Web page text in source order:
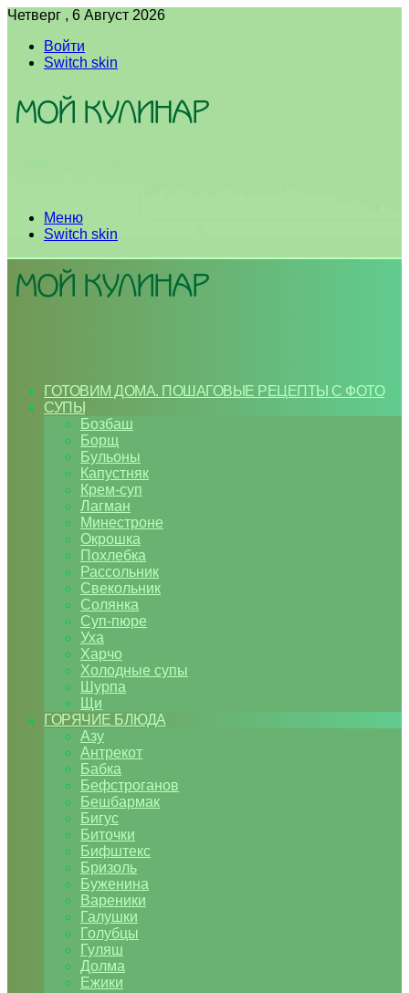
Четверг , 6 Август 2026
Войти
Switch skin
Меню
Switch skin
ГОТОВИМ ДОМА. ПОШАГОВЫЕ РЕЦЕПТЫ С ФОТО
СУПЫ
Бозбаш
Борщ
Бульоны
Капустняк
Крем-суп
Лагман
Минестроне
Окрошка
Похлебка
Рассольник
Свекольник
Солянка
Суп-пюре
Уха
Харчо
Холодные супы
Шурпа
Щи
ГОРЯЧИЕ БЛЮДА
Азу
Антрекот
Бабка
Бефстроганов
Бешбармак
Бигус
Биточки
Бифштекс
Бризоль
Буженина
Вареники
Галушки
Голубцы
Гуляш
Долма
Ежики